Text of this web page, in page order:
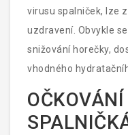
virusu spalniček, lze
uzdravení. Obvykle
snižování horečky,
vhodného
mohou vyžadovat
nemocnici.